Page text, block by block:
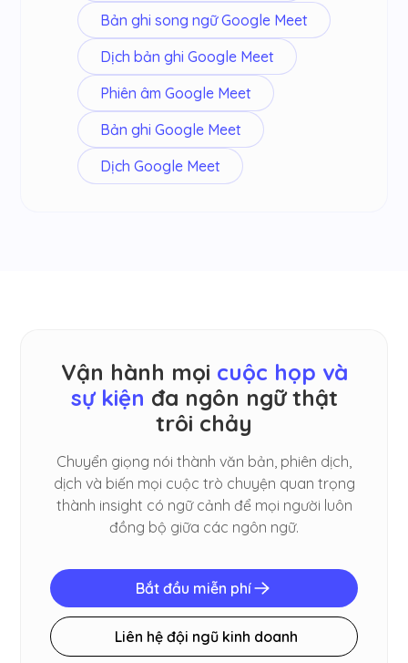
Bản ghi song ngữ Google Meet
Dịch bản ghi Google Meet
Phiên âm Google Meet
Bản ghi Google Meet
Dịch Google Meet
Vận hành mọi cuộc họp và
sự kiện đa ngôn ngữ thật
trôi chảy
Chuyển giọng nói thành văn bản, phiên dịch,
dịch và biến mọi cuộc trò chuyện quan trọng
thành insight có ngữ cảnh để mọi người luôn
đồng bộ giữa các ngôn ngữ.
Bắt đầu miễn phí
Liên hệ đội ngũ kinh doanh